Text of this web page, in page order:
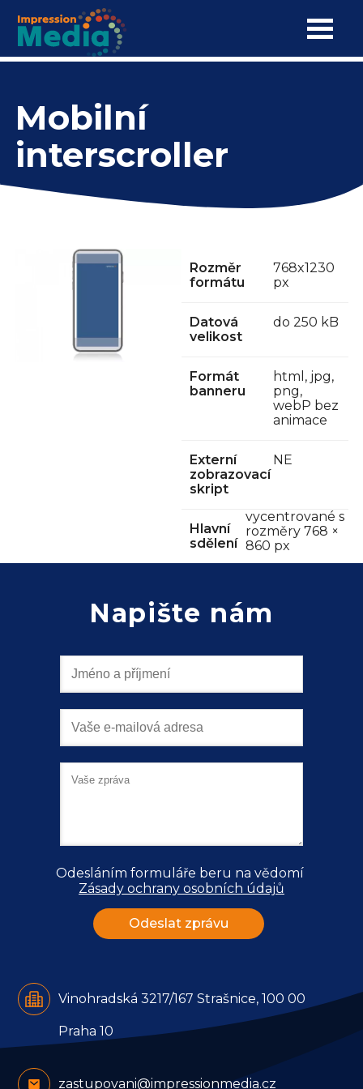
Skip
content
navigation
Reklamní formáty
Reference
Kontakt
Chci spolupracovat
Mobilní interscroller
Mobilní
interscroller
Rozměr
formátu
768x1230
px
Datová
velikost
do 250 kB
Formát
banneru
html, jpg,
png,
webP bez
animace
Externí
zobrazovací
skript
NE
Hlavní
sdělení
vycentrované s
rozměry 768 ×
860 px
Napište nám
Odesláním formuláře beru na vědomí
Zásady ochrany osobních údajů
Vinohradská 3217/167 Strašnice, 100 00
Praha 10
zastupovani@impressionmedia.cz